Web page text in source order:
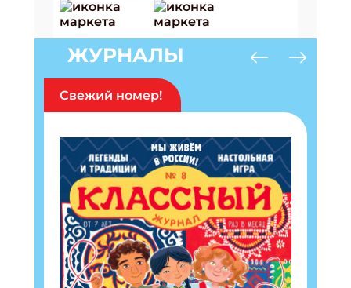
ЖУРНАЛЫ
Свежий номер!